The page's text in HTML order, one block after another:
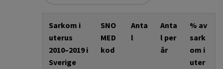
Sarkom i
uterus
2010–2019 i
Sverige
SNO
MED
kod
Anta
l
Anta
l per
år
% av
sark
om i
uter